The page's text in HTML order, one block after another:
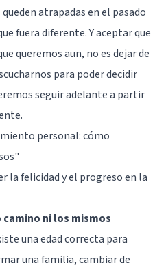
atrapadas en el pasado
fuera diferente. Y aceptar que
queremos aun, no es dejar de
para poder decidir
seguir adelante a partir
personal: cómo
la felicidad y el progreso en la
camino ni los mismos
una edad correcta para
una familia, cambiar de